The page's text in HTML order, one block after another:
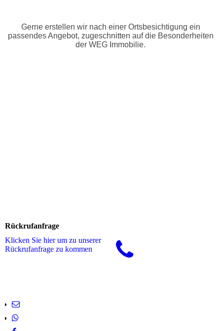
Gerne erstellen wir nach einer Ortsbesichtigung ein
passendes Angebot, zugeschnitten auf die Besonderheiten
der WEG Immobilie.
Rückrufanfrage
Klicken Sie hier um zu unserer
Rückrufanfrage zu kommen